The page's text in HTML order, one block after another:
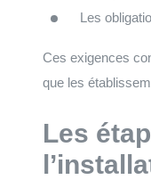
Les
Ces exigences
que les
Les